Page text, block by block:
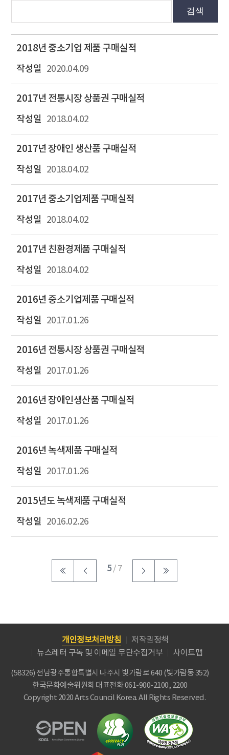
검색
2018년 중소기업 제품 구매실적
2020.04.09
2017년 전통시장 상품권 구매실적
2018.04.02
2017년 장애인 생산품 구매실적
2018.04.02
2017년 중소기업제품 구매실적
2018.04.02
2017년 친환경제품 구매실적
2018.04.02
2016년 중소기업제품 구매실적
2017.01.26
2016년 전통시장 상품권 구매실적
2017.01.26
2016년 장애인생산품 구매실적
2017.01.26
2016년 녹색제품 구매실적
2017.01.26
2015년도 녹색제품 구매실적
2016.02.26
5/ 7
개인정보처리방침
저작권정책
뉴스레터 구독 및 이메일 무단수집거부
사이트맵
(58326) 전남광주통합특별시 나주시 빛가람로 640 (빛가람동 352)
한국문화예술위원회 대표전화 061-900-2100, 2200
Copyright 2020 Arts Council Korea. All Rights Reserved.